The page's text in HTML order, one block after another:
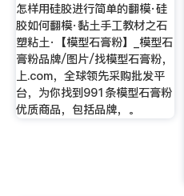
怎样用硅胶进行简单的翻模·硅
胶如何翻模·黏土手工教材之石
塑粘土·【模型石膏粉】_模型石
膏粉品牌/图片/找模型石膏粉，
上.com，全球领先采购批发平
台，为你找到991条模型石膏粉
优质商品，包括品牌，。